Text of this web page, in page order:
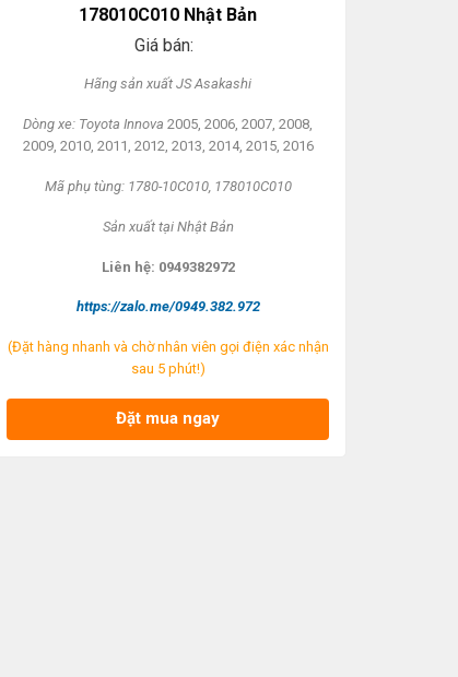
178010C010 Nhật Bản
Giá bán:
Hãng sản xuất JS Asakashi
Dòng xe: Toyota Innova 2005, 2006, 2007, 2008,
2009, 2010, 2011, 2012, 2013, 2014, 2015, 2016
Mã phụ tùng: 1780-10C010, 178010C010
Sản xuất tại Nhật Bản
Liên hệ: 0949382972
https://zalo.me/0949.382.972
(Đặt hàng nhanh và chờ nhân viên gọi điện xác nhận
sau 5 phút!)
Đặt mua ngay